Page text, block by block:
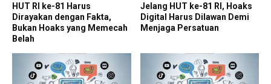
HUT RI ke-81 Harus
Dirayakan dengan Fakta,
Bukan Hoaks yang Memecah
Belah
Jelang HUT ke-81 RI, Hoaks
Digital Harus Dilawan Demi
Menjaga Persatuan